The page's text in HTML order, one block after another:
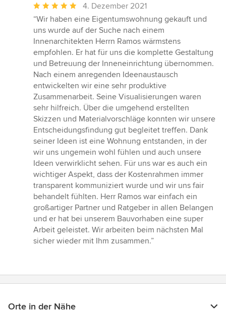
Durchschnittliche
Bewertung:
5
von
5
Sternen
4. Dezember 2021
“Wir haben eine Eigentumswohnung gekauft und
uns wurde auf der Suche nach einem
Innenarchitekten Herrn Ramos wärmstens
empfohlen. Er hat für uns die komplette Gestaltung
und Betreuung der Inneneinrichtung übernommen.
Nach einem anregenden Ideenaustausch
entwickelten wir eine sehr produktive
Zusammenarbeit. Seine Visualisierungen waren
sehr hilfreich. Über die umgehend erstellten
Skizzen und Materialvorschläge konnten wir unsere
Entscheidungsfindung gut begleitet treffen. Dank
seiner Ideen ist eine Wohnung entstanden, in der
wir uns ungemein wohl fühlen und auch unsere
Ideen verwirklicht sehen. Für uns war es auch ein
wichtiger Aspekt, dass der Kostenrahmen immer
transparent kommuniziert wurde und wir uns fair
behandelt fühlten. Herr Ramos war einfach ein
großartiger Partner und Ratgeber in allen Belangen
und er hat bei unserem Bauvorhaben eine super
Arbeit geleistet. Wir arbeiten beim nächsten Mal
sicher wieder mit Ihm zusammen.”
Orte in der Nähe